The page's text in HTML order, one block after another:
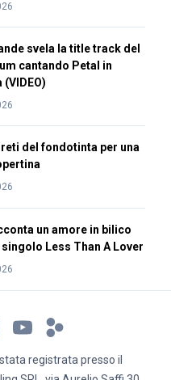
svela la title track del
cantando Petal in
del fondotinta per una
un amore in bilico
Less Than A Lover
registrata presso il